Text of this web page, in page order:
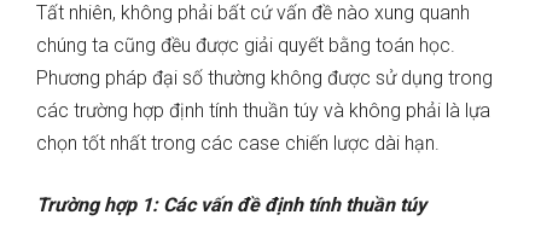
Tất nhiên, không phải bất cứ vấn đề nào xung quanh
chúng ta cũng đều được giải quyết bằng toán học.
Phương pháp đại số thường không được sử dụng trong
các trường hợp định tính thuần túy và không phải là lựa
chọn tốt nhất trong các case chiến lược dài hạn.
Trường hợp 1: Các vấn đề định tính thuần túy